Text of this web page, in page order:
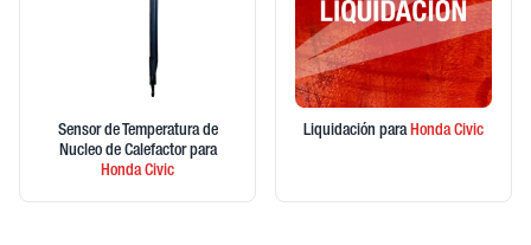
Sensor de Temperatura de
Nucleo de Calefactor para
HondaCivic
Liquidación paraHondaCivic